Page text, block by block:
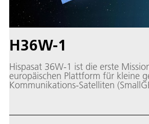
H36W-1
Hispasat 36W-1 ist die erste
europäischen Plattform für kleine
Kommunikations-Satelliten